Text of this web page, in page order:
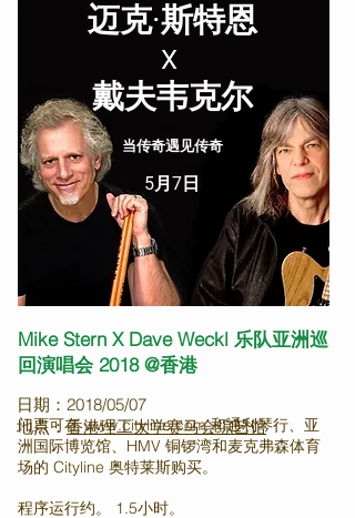
迈克·斯特恩
X
戴夫韦克尔
当传奇遇见传奇
5月7日
Mike Stern X Dave Weckl 乐队亚洲巡
回演唱会 2018 @香港
门票可在www.cityline.com和通利琴行、亚
洲国际博览馆、HMV 铜锣湾和麦克弗森体育
场的 Cityline 奥特莱斯购买。
程序运行约。 1.5小时。
日期：2018/05/07
地点：香港理工大学赛马会综艺馆